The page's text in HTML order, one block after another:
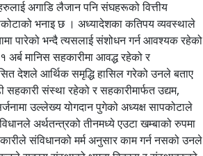
अगाडि लैजान पनि संघहरूको वित्तीय
भनाइ छ । अध्यादेशका कतिपय व्यवस्थाले
पारेको भन्दै त्यसलाई संशोधन गर्न आवश्यक रहेको
मानिस सहकारीमा आवद्ध रहेको र
देशले आर्थिक समृद्धि हासिल गरेको उनले बताए
सहकारी संस्था रहेको र सहकारीमार्फत उद्यम,
उल्लेख्य योगदान पुगेको अध्यक्ष सापकोटाले
अर्थतन्त्रको तीनमध्ये एउटा खम्बाको रुपमा
संविधानको मर्म अनुसार काम गर्न नसको उनले